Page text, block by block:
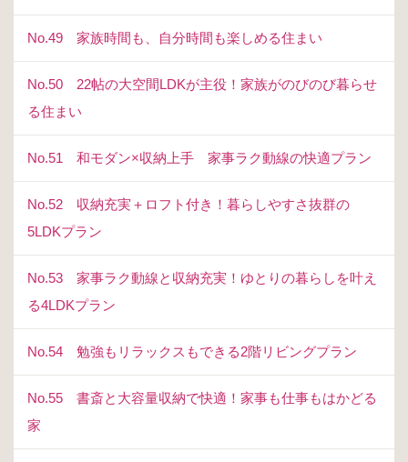
No.49 家族時間も、自分時間も楽しめる住まい
No.50 22帖の大空間LDKが主役！家族がのびのび暮らせ
る住まい
No.51 和モダン×収納上手 家事ラク動線の快適プラン
No.52 収納充実＋ロフト付き！暮らしやすさ抜群の
5LDKプラン
No.53 家事ラク動線と収納充実！ゆとりの暮らしを叶え
る4LDKプラン
No.54 勉強もリラックスもできる2階リビングプラン
No.55 書斎と大容量収納で快適！家事も仕事もはかどる
家